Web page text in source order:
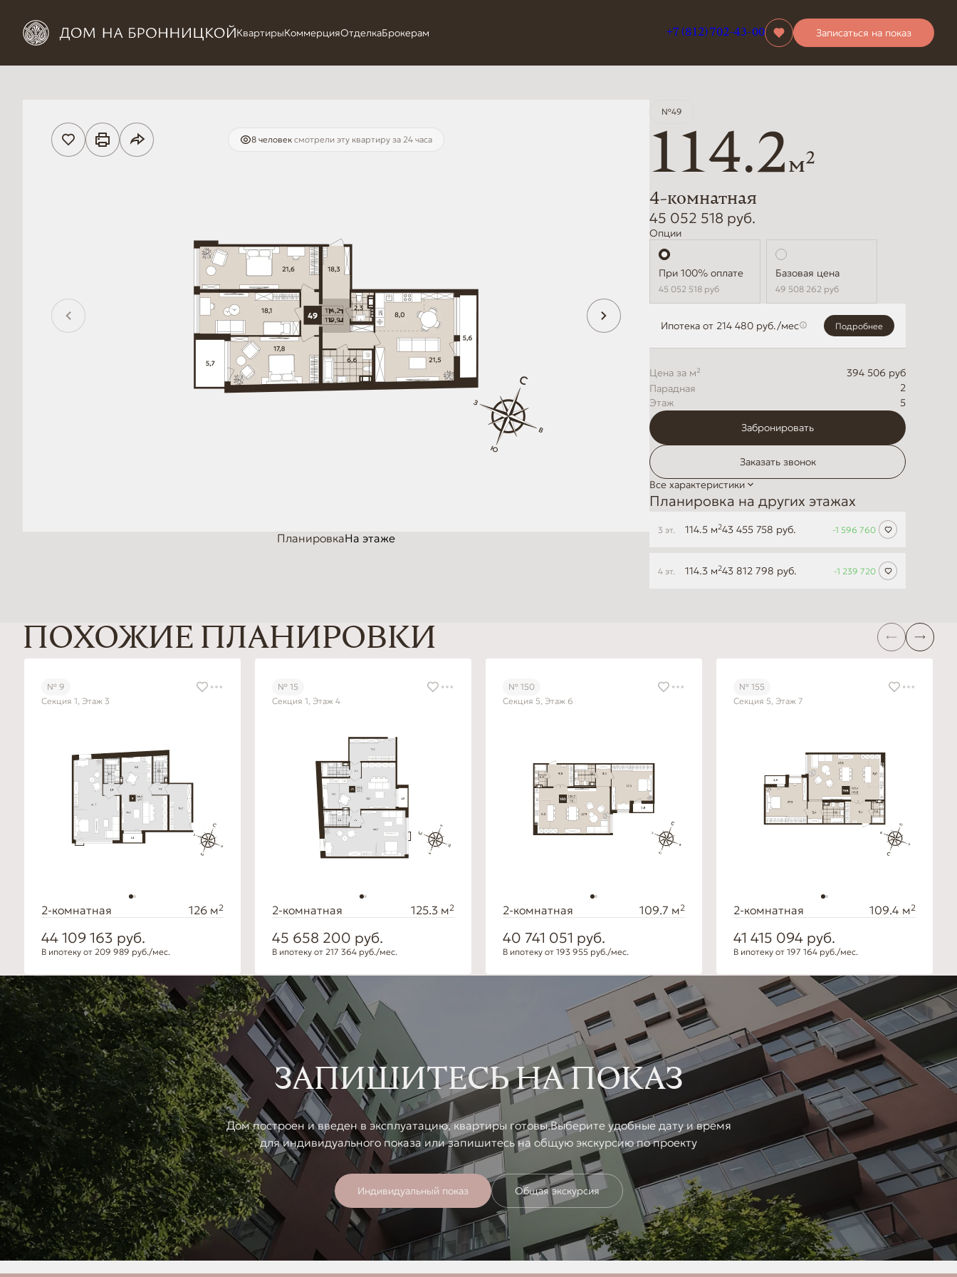
КвартирыКоммерцияОтделкаБрокерам +7 (812) 702-43-00 Записаться на показ
8 человек смотрели эту квартиру за 24 часа
ПланировкаНа этаже
№49
114.2м2
4-комнатная
45 052 518 руб.
Опции
Стандартная
45 052 518 руб
Базовая цена
49 508 262 руб
Ипотека от 214 480 руб./мес Подробнее
Цена за м²
394 506 руб
2
Этаж
5
Забронировать
Заказать звонок
Все характеристики
Планировка на других этажах
3 эт. 114.5 м243 455 758 руб. -1 596 760
4 эт. 114.3 м243 812 798 руб. -1 239 720
ПОХОЖИЕ ПЛАНИРОВКИ
№ 9
Секция 1, Этаж 3
2-комнатная 126 м2
44 109 163 руб.
В ипотеку от 209 989 руб./мес.
№ 15
Секция 1, Этаж 4
2-комнатная 125.3 м2
45 658 200 руб.
В ипотеку от 217 364 руб./мес.
№ 150
Секция 5, Этаж 6
2-комнатная 109.7 м2
40 741 051 руб.
В ипотеку от 193 955 руб./мес.
№ 155
Секция 5, Этаж 7
2-комнатная 109.4 м2
41 415 094 руб.
В ипотеку от 197 164 руб./мес.
ЗАПИШИТЕСЬ НА ПОКАЗ
Дом построен и введен в эксплуатацию, квартиры готовы.Выберите удобные дату и время
для индивидуального показа или запишитесь на общую экскурсию по проекту
Индивидуальный показ Общая экскурсия